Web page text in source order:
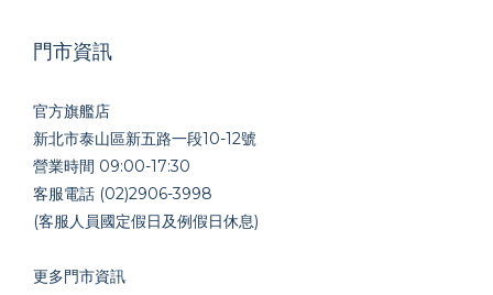
門市資訊
官方旗艦店
新北市泰山區新五路一段10-12號
營業時間 09:00-17:30
客服電話 (02)2906-3998
(客服人員國定假日及例假日休息)
更多門市資訊